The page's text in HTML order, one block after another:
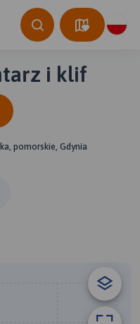
i klif
pomorskie, Gdynia